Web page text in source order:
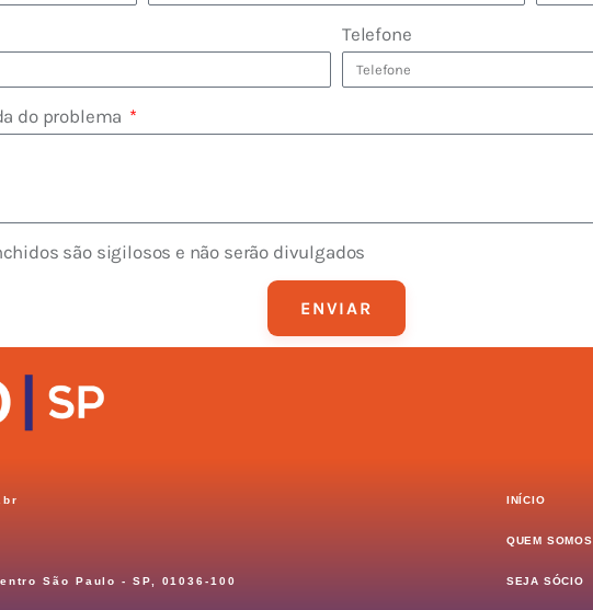
Telefone
do problema
são sigilosos e não serão divulgados
ENVIAR
São Paulo - SP, 01036-100
INÍCIO
QUEM SOMOS
SEJA SÓCIO